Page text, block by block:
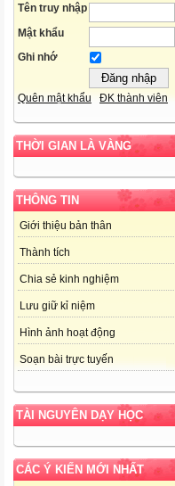
Tên truy nhập
Mật khẩu
Ghi nhớ
Quên mật khẩu ĐK thành viên
THỜI GIAN LÀ VÀNG
THÔNG TIN
Giới thiệu bản thân
Thành tích
Chia sẻ kinh nghiệm
Lưu giữ kỉ niệm
Hình ảnh hoạt động
Soạn bài trực tuyến
TÀI NGUYÊN DẠY HỌC
CÁC Ý KIẾN MỚI NHẤT